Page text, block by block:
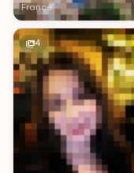
France
4